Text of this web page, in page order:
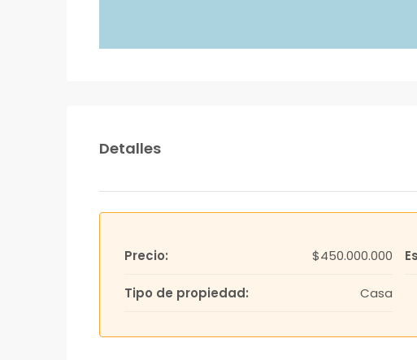
Detalles
Precio: $450.000.000
Tipo de propiedad: Casa